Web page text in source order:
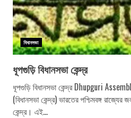
বিধানসভা
ধূপগুড়ি বিধানসভা কেন্দ্র
ধূপগুড়ি বিধানসভা কেন্দ্র Dhupguri
(বিধানসভা কেন্দ্র) ভারতের পশ্চিমবঙ্গ
কেন্দ্র। এই...